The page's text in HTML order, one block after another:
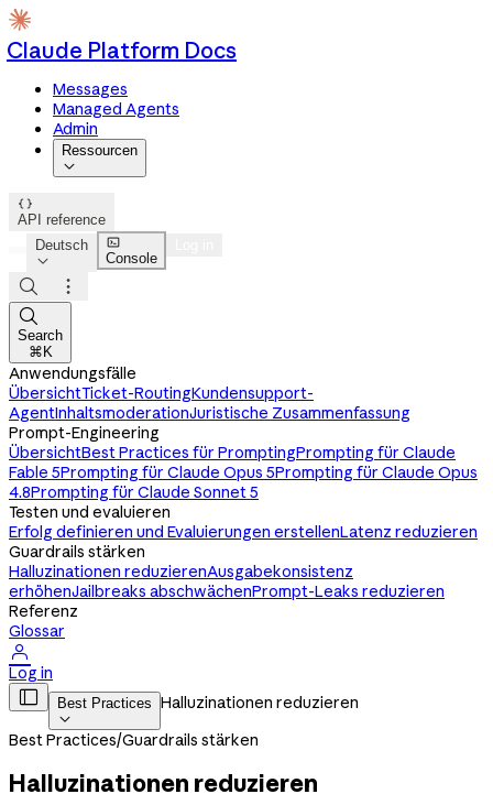
Claude Platform Docs
Messages
Managed Agents
Admin
Ressourcen


API reference
Deutsch


Console



Search
⌘K
Anwendungsfälle
ÜbersichtTicket-RoutingKundensupport-
AgentInhaltsmoderationJuristische Zusammenfassung
Prompt-Engineering
ÜbersichtBest Practices für PromptingPrompting für Claude
Fable 5Prompting für Claude Opus 5Prompting für Claude Opus
4.8Prompting für Claude Sonnet 5
Testen und evaluieren
Erfolg definieren und Evaluierungen erstellenLatenz reduzieren
Guardrails stärken
Halluzinationen reduzierenAusgabekonsistenz
erhöhenJailbreaks abschwächenPrompt-Leaks reduzieren
Referenz
Glossar

Log in
 Best Practices

Halluzinationen reduzieren
Best Practices/Guardrails stärken
Halluzinationen reduzieren